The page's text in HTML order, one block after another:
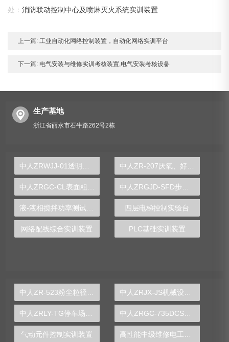
处：消防联动控制中心及喷淋灭火系统实训装置
上一篇: 工业自动化网络控制装置，自动化网络实训平台
下一篇: 电气安装与维修实训考核装置,电气安装考核设备
生产基地
浙江省丽水市石牛路262号2栋
四层电梯控制实验台
网络配线综合实训装置 PLC基础实训装置
中人ZRGC-735DCS分布式过程控制系统实训装置
气动元件控制实训装置